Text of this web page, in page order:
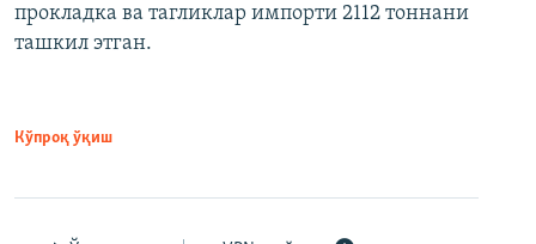
прокладка ва тагликлар импорти 2112 тоннани
ташкил этган.
Кўпроқ ўқиш